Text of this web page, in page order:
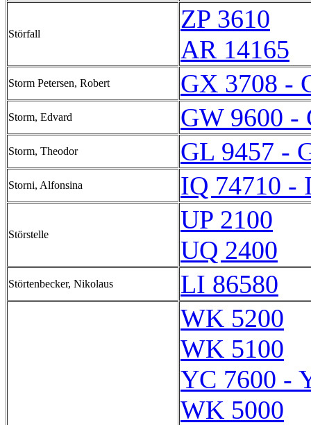
Störfall
ZP 3610
AR 14165
Storm Petersen, Robert GX 3708 -
Storm, Edvard GW 9600 -
Storm, Theodor GL 9457 -
Storni, Alfonsina IQ 74710 -
Störstelle
UP 2100
UQ 2400
Störtenbecker, Nikolaus LI 86580
WK 5200
WK 5100
YC 7600 -
WK 5000